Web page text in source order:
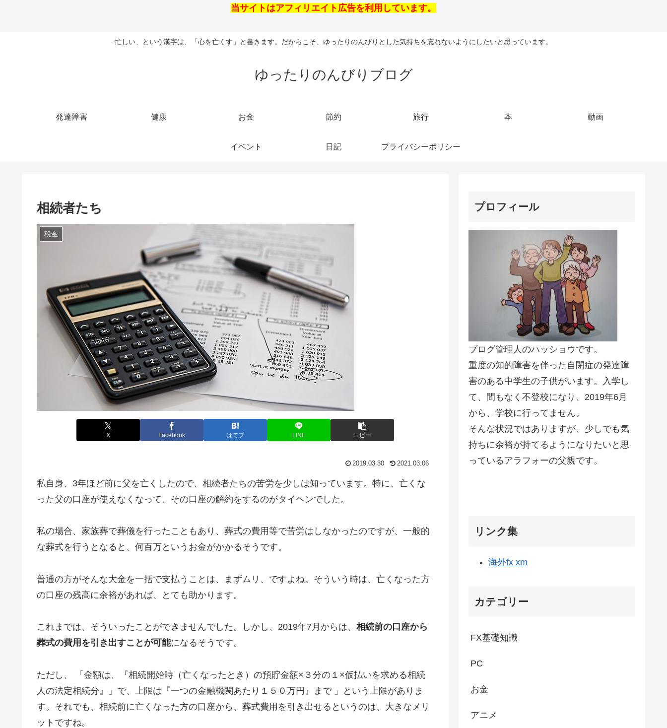
当サイトはアフィリエイト広告を利用しています。
忙しい、という漢字は、「心を亡くす」と書きます。だからこそ、ゆったりのんびりとした気持ちを忘れないようにしたいと思っています。
ゆったりのんびりブログ
発達障害 健康 お金 節約 旅行 本 動画
イベント 日記 プライバシーポリシー
相続者たち
税金
X Facebook はてブ LINE コピー
2019.03.30 2021.03.06
私自身、3年ほど前に父を亡くしたので、相続者たちの苦労を少しは知っています。特に、亡くな
った父の口座が使えなくなって、その口座の解約をするのがタイヘンでした。
私の場合、家族葬で葬儀を行ったこともあり、葬式の費用等で苦労はしなかったのですが、一般的
な葬式を行うとなると、何百万というお金がかかるそうです。
普通の方がそんな大金を一括で支払うことは、まずムリ、ですよね。そういう時は、亡くなった方
の口座の残高に余裕があれば、とても助かります。
これまでは、そういったことができませんでした。しかし、2019年7月からは、 相続前の口座から
葬式の費用を引き出すことが可能になるそうです。
ただし、 「金額は、『相続開始時（亡くなったとき）の預貯金額×３分の１×仮払いを求める相続
人の法定相続分』」で、上限は『一つの金融機関あたり１５０万円』まで 」という上限がありま
す。それでも、相続前に亡くなった方の口座から、葬式費用を引き出せるというのは、大きなメリ
ットですね。
プロフィール
ブログ管理人のハッショウです。
重度の知的障害を伴った自閉症の発達障
害のある中学生の子供がいます。入学し
て、間もなく不登校になり、2019年6月
から、学校に行ってません。
そんな状況ではありますが、少しでも気
持ちに余裕が持てるようになりたいと思
っているアラフォーの父親です。
リンク集
海外fx xm
カテゴリー
FX基礎知識
PC
お金
アニメ